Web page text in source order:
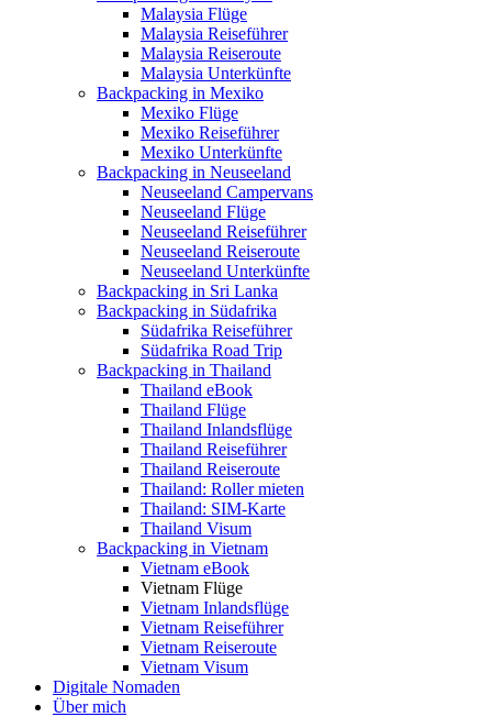
Malaysia Flüge
Malaysia Reiseführer
Malaysia Reiseroute
Malaysia Unterkünfte
Backpacking in Mexiko
Mexiko Flüge
Mexiko Reiseführer
Mexiko Unterkünfte
Backpacking in Neuseeland
Neuseeland Campervans
Neuseeland Flüge
Neuseeland Reiseführer
Neuseeland Reiseroute
Neuseeland Unterkünfte
Backpacking in Sri Lanka
Backpacking in Südafrika
Südafrika Reiseführer
Südafrika Road Trip
Backpacking in Thailand
Thailand eBook
Thailand Flüge
Thailand Inlandsflüge
Thailand Reiseführer
Thailand Reiseroute
Thailand: Roller mieten
Thailand: SIM-Karte
Thailand Visum
Backpacking in Vietnam
Vietnam eBook
Vietnam Flüge
Vietnam Inlandsflüge
Vietnam Reiseführer
Vietnam Reiseroute
Vietnam Visum
Digitale Nomaden
Über mich